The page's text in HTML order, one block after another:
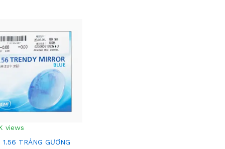
views
1.56 TRÁNG GƯƠNG